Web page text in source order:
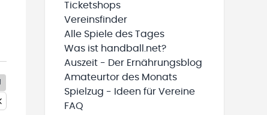
Ticketshops
Vereinsfinder
Alle Spiele des Tages
Was ist handball.net?
Auszeit - Der Ernährungsblog
Amateurtor des Monats
Spielzug - Ideen für Vereine
FAQ